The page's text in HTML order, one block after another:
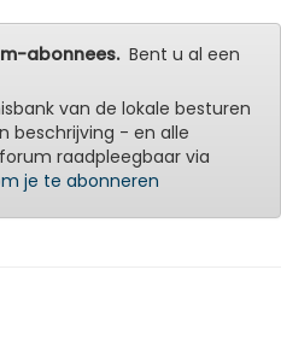
abonnees.Bent u al een
van de lokale besturen
beschrijving - en alle
raadpleegbaar via
je te abonneren